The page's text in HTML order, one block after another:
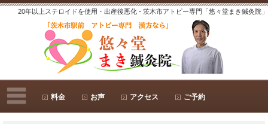
20年以上ステロイドを使用・出産後悪化 - 茨木市アトピー専門「悠々堂まき鍼灸院」
料金 お声 アクセス ご予約